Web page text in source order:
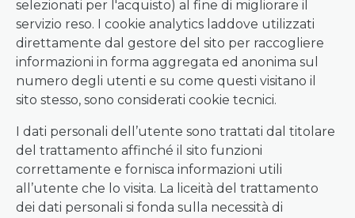
selezionati per l'acquisto) al fine di migliorare il
servizio reso. I cookie analytics laddove utilizzati
direttamente dal gestore del sito per raccogliere
informazioni in forma aggregata ed anonima sul
numero degli utenti e su come questi visitano il
sito stesso, sono considerati cookie tecnici.
I dati personali dell’utente sono trattati dal titolare
del trattamento affinché il sito funzioni
correttamente e fornisca informazioni utili
all’utente che lo visita. La liceità del trattamento
dei dati personali si fonda sulla necessità di